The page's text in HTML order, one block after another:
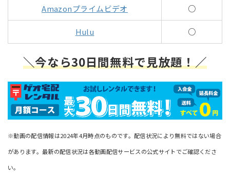
Amazonプライムビデオ ○
Hulu ○
＼今なら30日間無料で見放題！／
※動画の配信情報は2024年4月時点のものです。配信状況により無料ではない場合
があります。最新の配信状況は各動画配信サービスの公式サイトでご確認くださ
い。